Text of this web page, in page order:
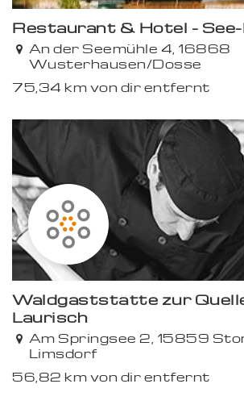
Premium
Restaurant & Hotel - See-
An der Seemühle 4, 16868
Wusterhausen/Dosse
75,34 km von dir entfernt
Waldgaststätte zur
Laurisch
Am Springsee 2, 15859
Limsdorf
56,82 km von dir entfernt